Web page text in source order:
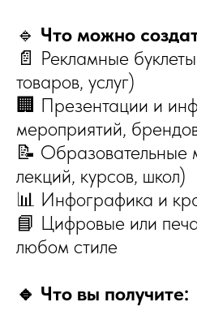
🔹 Что можно
📄 Рекламные
товаров, услуг)
🏢 Презентации и
мероприятий,
📝 Образовательные
лекций, курсов, школ)
📊 Инфографика и
📘 Цифровые или
любом стиле
🔹 Что вы получите: